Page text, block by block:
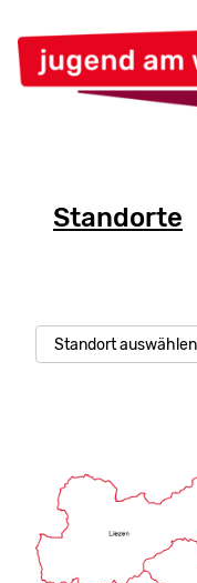
Standorte
Standort Auswahl